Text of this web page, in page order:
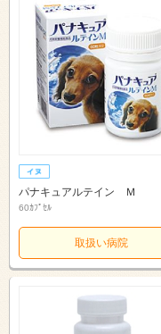
パナキュアルテイン Ｍ
60ｶﾌﾟｾﾙ
取扱い病院